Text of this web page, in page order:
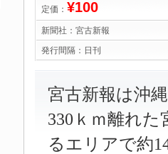
定価： ¥100
新聞社： 宮古新報
発行間隔： 日刊
宮古新報は沖
330ｋｍ離れ
るエリアで約